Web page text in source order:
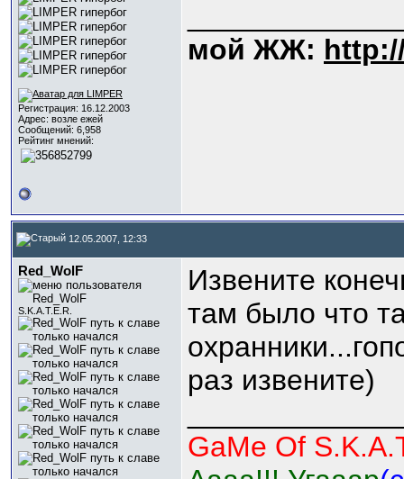
Регистрация: 16.12.2003
Адрес: возле ежей
Сообщений: 6,958
Рейтинг мнений:
мой ЖЖ:
12.05.2007, 12:33
Red_WolF
S.K.A.T.E.R.
Извените
там было что
раз извените)
GaMe Of